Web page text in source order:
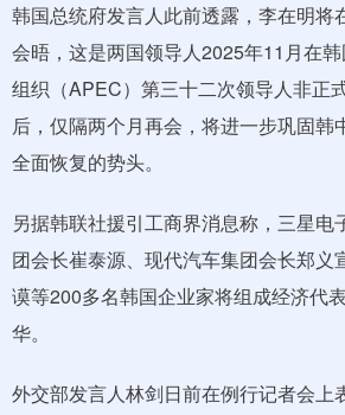
韩国总统府发言人此前透露，李在明将
会晤，这是两国领导人2025年11月在
组织（APEC）第三十二次领导人非正
后，仅隔两个月再会，将进一步巩固韩
全面恢复的势头。
另据韩联社援引工商界消息称，三星电
团会长崔泰源、现代汽车集团会长郑义
谟等200多名韩国企业家将组成经济代
华。
外交部发言人林剑日前在例行记者会上